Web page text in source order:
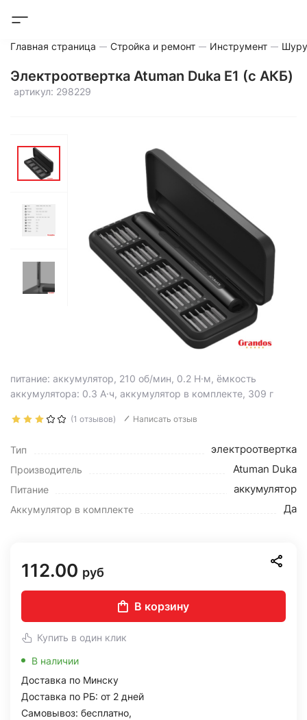
Главная страница Стройка и ремонт Инструмент
Электроотвертка Atuman Duka E1 (с АКБ)
артикул: 298229
питание: аккумулятор, 210 об/мин, 0.2 Н·м, ёмкость
аккумулятора: 0.3 А·ч, аккумулятор в комплекте, 309 г
(1 отзывов) Написать отзыв
Тип электроотвертка
Производитель Atuman Duka
Питание аккумулятор
Аккумулятор в комплекте Да
112.00 руб
В корзину
Купить в один клик
В наличии
Доставка по Минску
Доставка по РБ: от 2 дней
Самовывоз: бесплатно,